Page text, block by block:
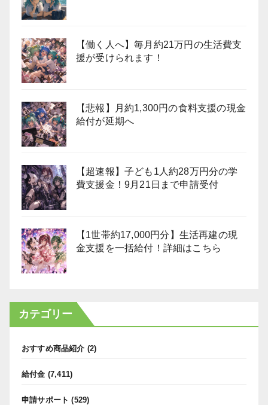
【働く人へ】毎月約21万円の生活費支
援が受けられます！
【悲報】月約1,300円の食料支援の現金
給付が延期へ
【超速報】子ども1人約28万円分の学
費支援金！9月21日まで申請受付
【1世帯約17,000円分】生活再建の現
金支援を一括給付！詳細はこちら
カテゴリー
おすすめ商品紹介 (2)
給付金 (7,411)
申請サポート (529)